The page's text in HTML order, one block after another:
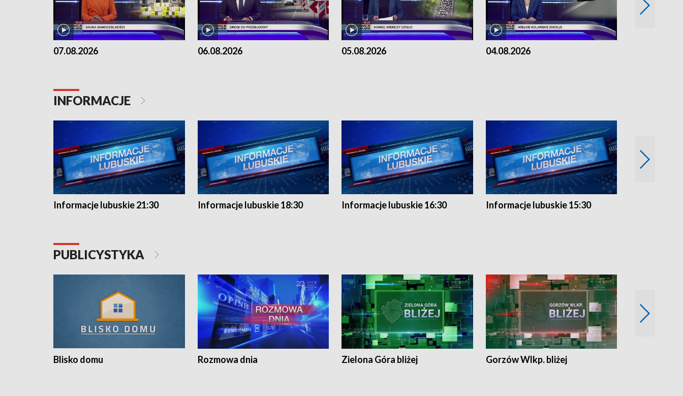
07.08.2026 06.08.2026 05.08.2026 04.08.2026
INFORMACJE
Informacje lubuskie 21:30 Informacje lubuskie 18:30 Informacje lubuskie 16:30 Informacje lubuskie 15:30
PUBLICYSTYKA
Blisko domu Rozmowa dnia Zielona Góra bliżej Gorzów Wlkp. bliżej